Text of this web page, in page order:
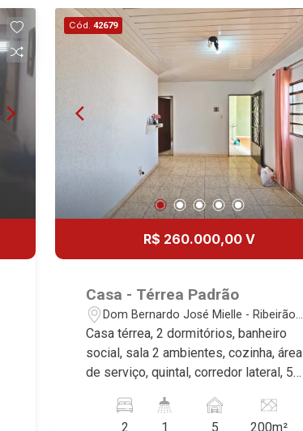
Cód. 42679
R$ 260.000,00 V
Casa - Térrea Padrão
Dom Bernardo José Mielle - Ribeirão
Preto/SP
Casa térrea, 2 dormitórios, banheiro
social, sala 2 ambientes, cozinha, área
de serviço, quintal, corredor lateral, 5
Fábrica do Lanche. Martinelli Imobiliária,
2
1
5
200m²